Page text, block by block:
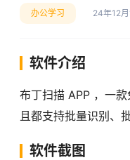
办公学习 24年12月
软件介绍
布丁扫描 APP ，一
且都支持批量识别、
软件截图